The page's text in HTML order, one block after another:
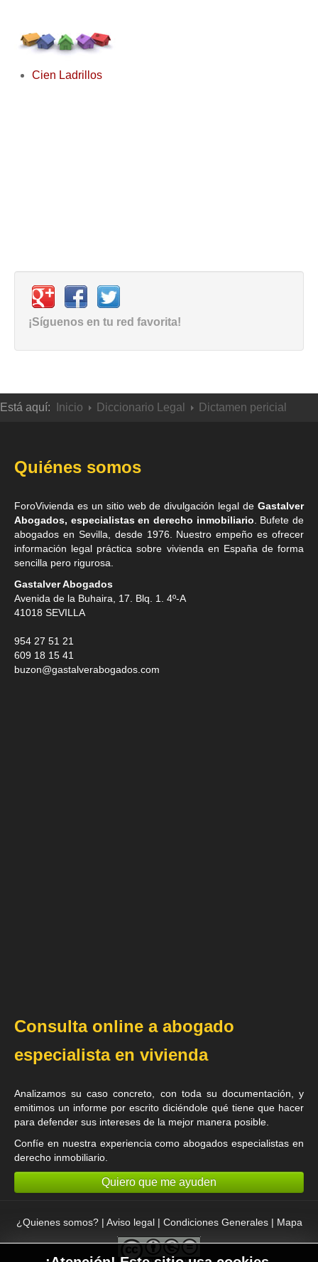
Cien Ladrillos
¡Síguenos en tu red favorita!
Está aquí: Inicio Diccionario Legal Dictamen pericial
Quiénes somos
ForoVivienda es un sitio web de divulgación legal de Gastalver
Abogados, especialistas en derecho inmobiliario . Bufete de
abogados en Sevilla , desde 1976. Nuestro empeño es ofrecer
información legal práctica sobre vivienda en España de forma
sencilla pero rigurosa.
Gastalver Abogados
Avenida de la Buhaira, 17. Blq. 1. 4º-A
41018 SEVILLA
954 27 51 21
609 18 15 41
buzon@gastalverabogados.com
Consulta online a abogado
especialista en vivienda
Analizamos su caso concreto, con toda su documentación, y
emitimos un informe por escrito diciéndole qué tiene que hacer
para defender sus intereses de la mejor manera posible.
Confíe en nuestra experiencia comoabogados especialistas en
derecho inmobiliario
Quiero que me ayuden
¿Quienes somos?| Aviso legal| Condiciones Generales| Mapa